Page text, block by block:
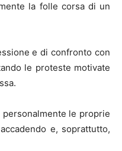
la folle corsa di un
e di confronto con
le proteste motivate
le proprie
e, soprattutto,